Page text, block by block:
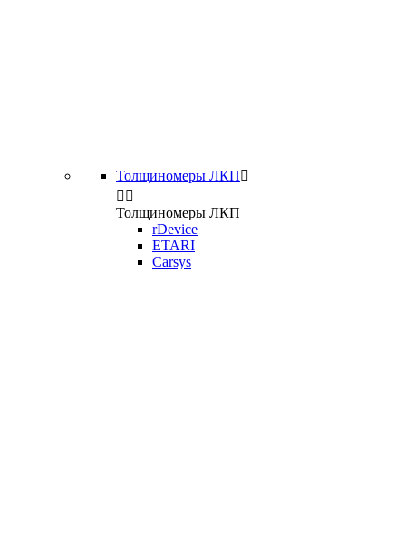
Толщиномеры ЛКП
 
Толщиномеры ЛКП
rDevice
ETARI
Carsys